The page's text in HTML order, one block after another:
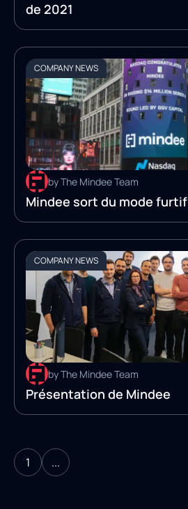
de 2021
COMPANY NEWS
by The Mindee Team
Mindee sort du mode furtif
COMPANY NEWS
by The Mindee Team
Présentation de Mindee
1 ...